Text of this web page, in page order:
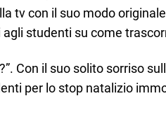
tv con il suo modo
studenti su come
Con il suo solito sorriso
per lo stop natalizio